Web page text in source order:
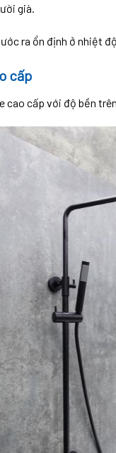
già.
ra ổn định ở nhiệt
cấp
cao cấp với độ bền